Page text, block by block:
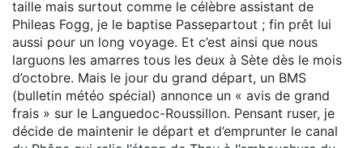
taille mais surtout comme le célèbre assistant de
Phileas Fogg, je le baptise Passepartout ; fin prêt lui
aussi pour un long voyage. Et c’est ainsi que nous
larguons les amarres tous les deux à Sète dès le mois
d’octobre. Mais le jour du grand départ, un BMS
(bulletin météo spécial) annonce un « avis de grand
frais » sur le Languedoc-Roussillon. Pensant ruser, je
décide de maintenir le départ et d’emprunter le canal